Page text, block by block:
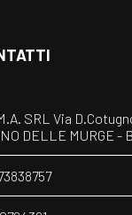
SRL Via
DELLE MURGE -